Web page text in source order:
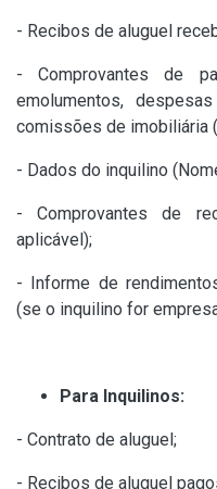
- Recibos de aluguel
- Comprovantes de
emolumentos,
comissões de imobiliária
- Dados do inquilino
- Comprovantes de
aplicável);
- Informe de
(se o inquilino for
Para Inquilinos:
- Contrato de aluguel;
- Recibos de aluguel